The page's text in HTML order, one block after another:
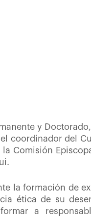
y
coordinador del
Comisión
la formación de
ética de su
a